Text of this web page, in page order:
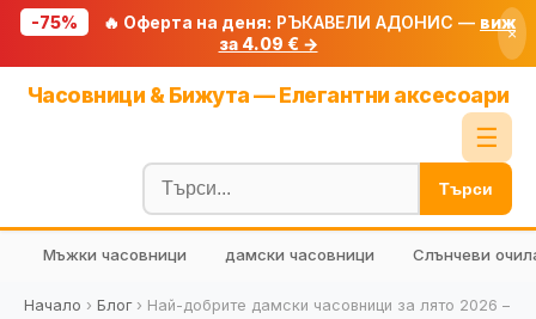
-75% 🔥 Оферта на деня: РЪКАВЕЛИ АДОНИС — виж
за 4.09 € →
×
Часовници & Бижута — Елегантни аксесоари
☰
Блог
🧮 Калкулатори
🔍 Намери продукт
🎁 Подарък
Търси
Мъжки часовници дамски часовници Слънчеви
Начало › Блог› Най-добрите дамски часовници за лято 2026 –